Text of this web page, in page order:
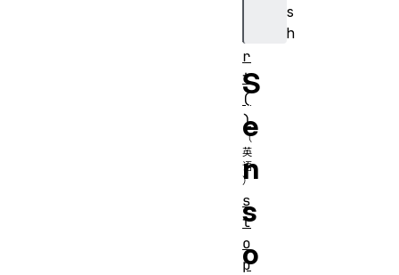
s
h
S
e
n
s
o
r
t
(
)
s
t
o
p